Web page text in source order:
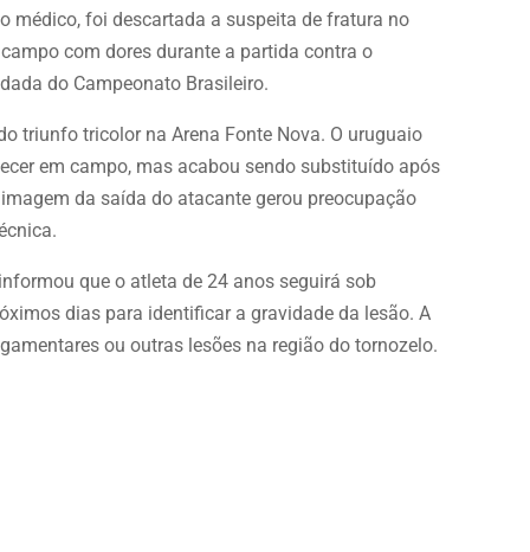
médico, foi descartada a suspeita de fratura no
com dores durante a partida contra o
do Campeonato Brasileiro.
triunfo tricolor na Arena Fonte Nova. O uruguaio
em campo, mas acabou sendo substituído após
da saída do atacante gerou preocupação
que o atleta de 24 anos seguirá sob
dias para identificar a gravidade da lesão. A
ou outras lesões na região do tornozelo.